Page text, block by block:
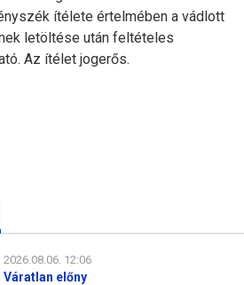
ítélete értelmében a vádlott
letöltése után feltételes
Az ítélet jogerős.
2026.08.06. 12:06
Váratlan előny